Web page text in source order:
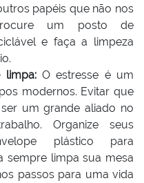
papéis que não nos
um posto de
e faça a limpeza
limpa:O estresse é um
modernos. Evitar que
um grande aliado no
Organize seus
plástico para
sempre limpa sua mesa
passos para uma vida